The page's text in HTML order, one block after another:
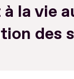
la vie
des